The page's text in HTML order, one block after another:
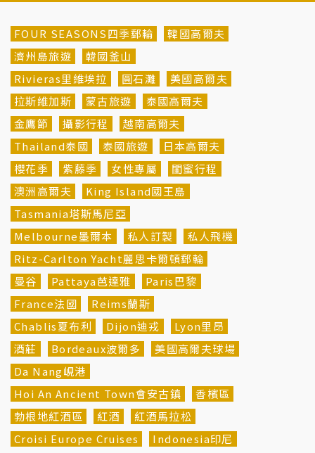
FOUR SEASONS四季郵輪
韓國高爾夫
濟州島旅遊
韓國釜山
Rivieras里維埃拉
圓石灘
美國高爾夫
拉斯維加斯
蒙古旅遊
泰國高爾夫
金鷹節
攝影行程
越南高爾夫
Thailand泰國
泰國旅遊
日本高爾夫
櫻花季
紫藤季 女性專屬
閨蜜行程
澳洲高爾夫
King Island國王島
Tasmania塔斯馬尼亞
Melbourne墨爾本
私人訂製
私人飛機
Ritz-Carlton Yacht麗思卡爾頓郵輪
曼谷
Pattaya芭達雅
Paris巴黎
France法國
Reims蘭斯
Chablis夏布利
Dijon迪戎
Lyon里昂
酒莊
Bordeaux波爾多
美國高爾夫球場
Da Nang峴港
Hoi An Ancient Town會安古鎮
香檳區
勃根地紅酒區
紅酒
紅酒馬拉松
Croisi Europe Cruises
Indonesia印尼